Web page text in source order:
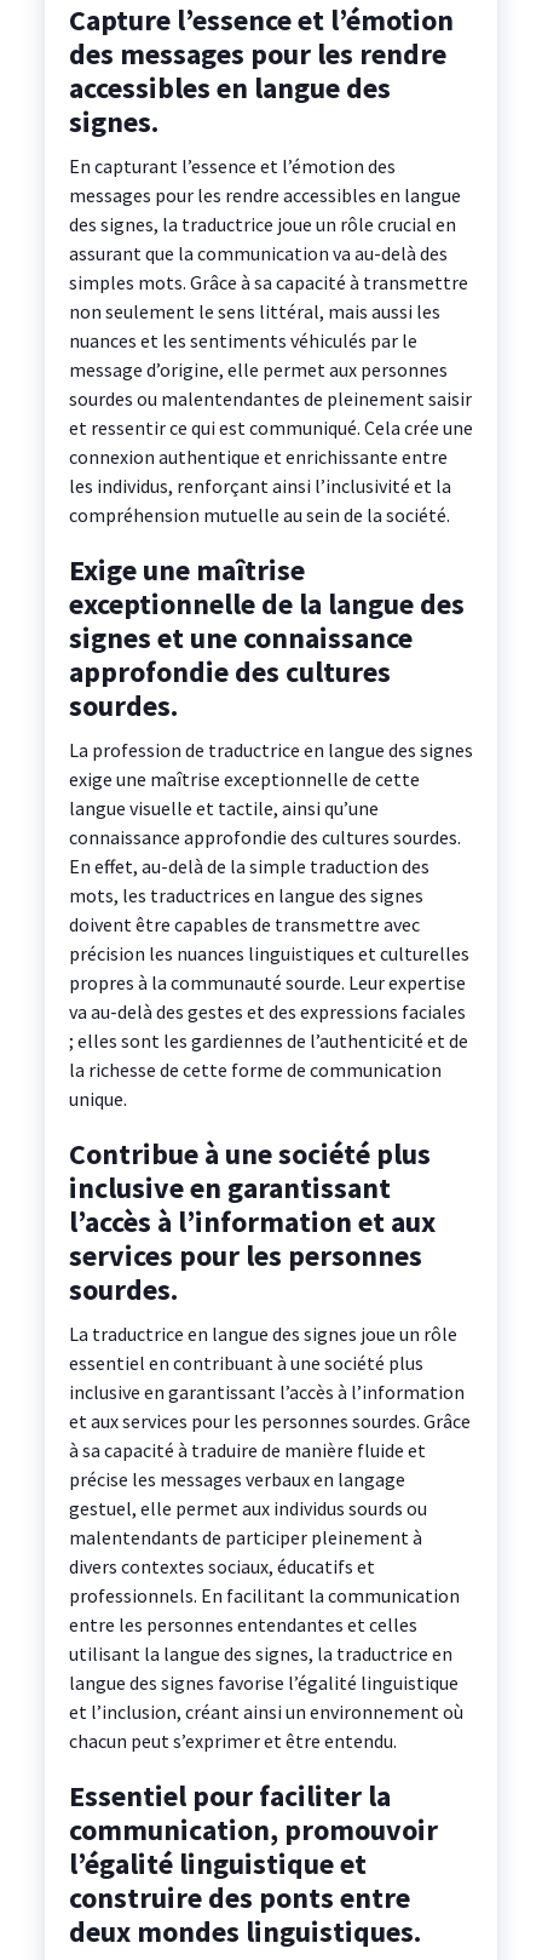
Capture l’essence et l’émotion
des messages pour les rendre
accessibles en langue des
signes.
En capturant l’essence et l’émotion des
messages pour les rendre accessibles en langue
des signes, la traductrice joue un rôle crucial en
assurant que la communication va au-delà des
simples mots. Grâce à sa capacité à transmettre
non seulement le sens littéral, mais aussi les
nuances et les sentiments véhiculés par le
message d’origine, elle permet aux personnes
sourdes ou malentendantes de pleinement saisir
et ressentir ce qui est communiqué. Cela crée une
connexion authentique et enrichissante entre
les individus, renforçant ainsi l’inclusivité et la
compréhension mutuelle au sein de la société.
Exige une maîtrise
exceptionnelle de la langue des
signes et une connaissance
approfondie des cultures
sourdes.
La profession de traductrice en langue des signes
exige une maîtrise exceptionnelle de cette
langue visuelle et tactile, ainsi qu’une
connaissance approfondie des cultures sourdes.
En effet, au-delà de la simple traduction des
mots, les traductrices en langue des signes
doivent être capables de transmettre avec
précision les nuances linguistiques et culturelles
propres à la communauté sourde. Leur expertise
va au-delà des gestes et des expressions faciales
; elles sont les gardiennes de l’authenticité et de
la richesse de cette forme de communication
unique.
Contribue à une société plus
inclusive en garantissant
l’accès à l’information et aux
services pour les personnes
sourdes.
La traductrice en langue des signes joue un rôle
essentiel en contribuant à une société plus
inclusive en garantissant l’accès à l’information
et aux services pour les personnes sourdes. Grâce
à sa capacité à traduire de manière fluide et
précise les messages verbaux en langage
gestuel, elle permet aux individus sourds ou
malentendants de participer pleinement à
divers contextes sociaux, éducatifs et
professionnels. En facilitant la communication
entre les personnes entendantes et celles
utilisant la langue des signes, la traductrice en
langue des signes favorise l’égalité linguistique
et l’inclusion, créant ainsi un environnement où
chacun peut s’exprimer et être entendu.
Essentiel pour faciliter la
communication, promouvoir
l’égalité linguistique et
construire des ponts entre
deux mondes linguistiques.